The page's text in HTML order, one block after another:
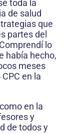
toda la
de salud
que
partes del
lo
había hecho,
meses
en la
en la
y
de todos y